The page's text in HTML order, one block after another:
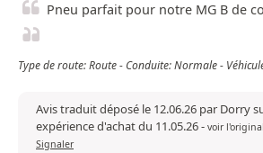
Pneu parfait pour notre MG B de
Type de route: Route - Conduite: Normale -
Avis traduit déposé le 12.06.26 par Dorry
expérience d'achat du 11.05.26- voir
Signaler